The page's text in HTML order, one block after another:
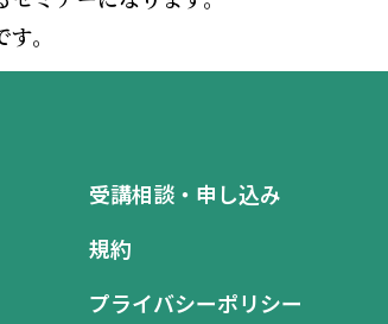
。
受講相談・申し込み
規約
プライバシーポリシー